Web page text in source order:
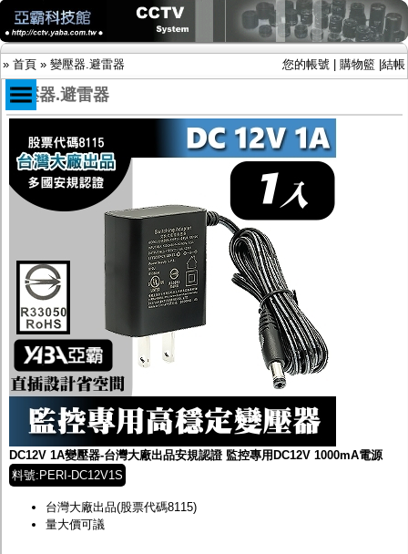
» 首頁 » 變壓器.避雷器 您的帳號 購物籃 結帳
商品目錄
限時促銷特惠專案
IP網路攝影機及錄放影機
AHD DVR數位錄放影機
AHD中小型紅外線攝影機(適用騎樓、室內外)
AHD防護罩型攝影機(適用屋外，紅外線照射
距離遠）
AHD特殊功能型攝影機
旋轉型攝影機.旋轉台
傳統高解析攝影機
鏡頭
投光設備
防護罩及支架
多路攝影機單軸傳輸
監聽器.麥克風
網路設備
視訊轉換設備
雙絞線傳輸器
雜訊改善器
分配放大器
網路線用水晶頭
變壓器.避雷器
DC12V 1A變壓器-台灣大廠出品安規認證 監控專用DC12V 1000mA電源
料號:PERI-DC12V1S
台灣大廠出品(股票代碼8115)
量大價可議